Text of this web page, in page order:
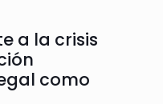
a la crisis
como